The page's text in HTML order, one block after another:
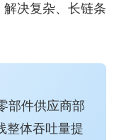
决复杂、长链条
部件供应商部
整体吞吐量提